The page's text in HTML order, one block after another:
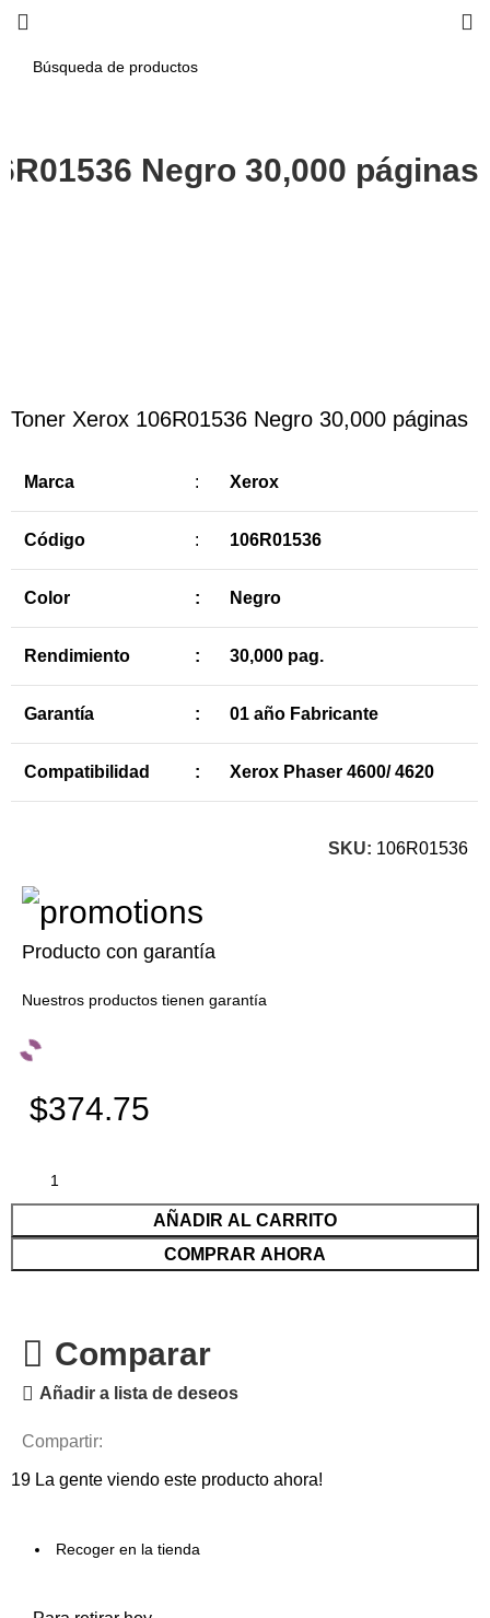
Negro 30,000 páginas
Toner Xerox 106R01536 Negro 30,000 páginas
Marca : Xerox
Código : 106R01536
Color : Negro
Rendimiento : 30,000 pag.
Garantía : 01 año Fabricante
Compatibilidad : Xerox Phaser 4600/ 4620
SKU: 106R01536
Producto con garantía
Nuestros productos tienen garantía
$374.75
AÑADIR AL CARRITO
COMPRAR AHORA
Comparar
Añadir a lista de deseos
Compartir:
19 La gente viendo este producto ahora!
Recoger en la tienda